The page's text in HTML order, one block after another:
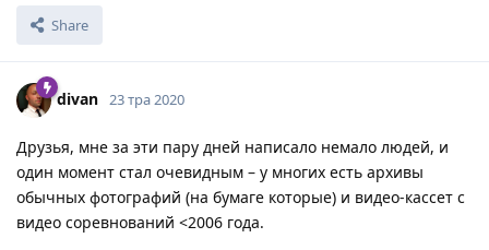
Share
divan 23 тра 2020
Друзья, мне за эти пару дней написало немало людей, и
один момент стал очевидным – у многих есть архивы
обычных фотографий (на бумаге которые) и видео-кассет с
видео соревнований <2006 года.